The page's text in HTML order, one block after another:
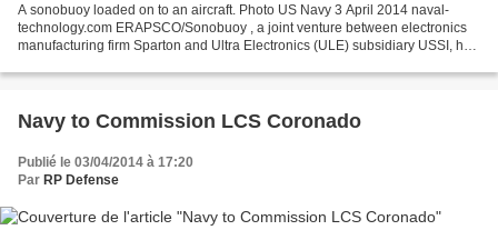
A sonobuoy loaded on to an aircraft. Photo US Navy 3 April 2014 naval-
technology.com ERAPSCO/Sonobuoy , a joint venture between electronics
manufacturing firm Sparton and Ultra Electronics (ULE) subsidiary USSI, has
Navy to Commission LCS Coronado
Publié le 03/04/2014 à 17:20
Par RP Defense